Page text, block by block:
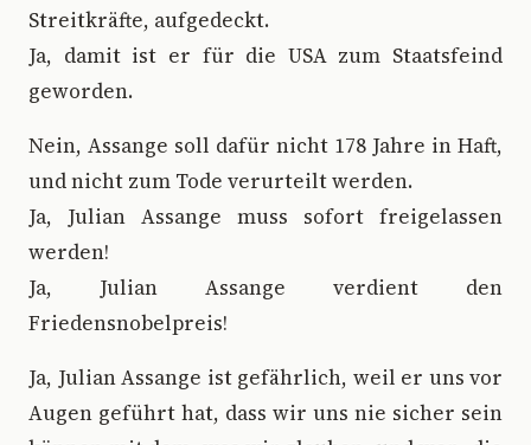
Streitkräfte, aufgedeckt.
Ja, damit ist er für die USA zum Staatsfeind
geworden.
Nein, Assange soll dafür nicht 178 Jahre in Haft,
und nicht zum Tode verurteilt werden.
Ja, Julian Assange muss sofort freigelassen
werden!
Ja, Julian Assange verdient den
Friedensnobelpreis!
Ja, Julian Assange ist gefährlich, weil er uns vor
Augen geführt hat, dass wir uns nie sicher sein